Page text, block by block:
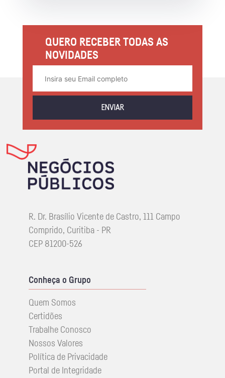
QUERO RECEBER TODAS AS
NOVIDADES
ENVIAR
R. Dr. Brasílio Vicente de Castro, 111 Campo
Comprido, Curitiba - PR
CEP 81200-526
Conheça o Grupo
Quem Somos
Certidões
Trabalhe Conosco
Nossos Valores
Política de Privacidade
Portal de Integridade